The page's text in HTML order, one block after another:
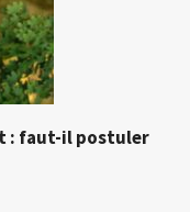
: faut-il postuler